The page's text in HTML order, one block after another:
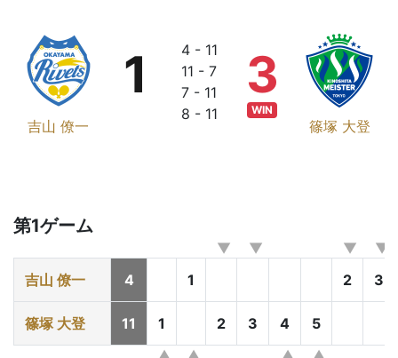
吉山 僚一
1
4 - 11
11 - 7
7 - 11
8 - 11
篠塚 大登
3
WIN
第1ゲーム
吉山 僚一 4 1 2 3
篠塚 大登 11 1 2 3 4 5